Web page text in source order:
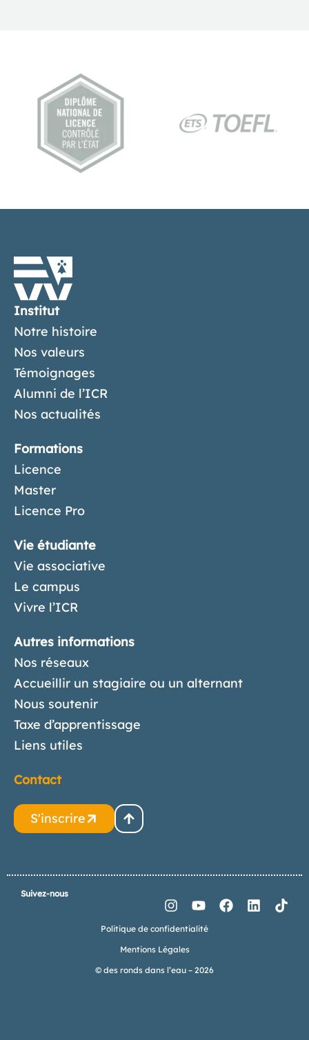
Institut
Notre histoire
Nos valeurs
Témoignages
Alumni de l’ICR
Nos actualités
Formations
Licence
Master
Licence Pro
Vie étudiante
Vie associative
Le campus
Vivre l’ICR
Autres informations
Nos réseaux
Accueillir un stagiaire ou un alternant
Nous soutenir
Taxe d’apprentissage
Liens utiles
Contact
S'inscrire
Politique de confidentialité
Mentions Légales
© des ronds dans l’eau – 2026
Suivez-nous